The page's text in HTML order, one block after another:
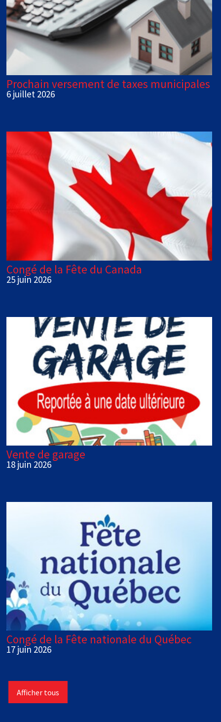
Prochain versement de taxes municipales
6 juillet 2026
Congé de la Fête du Canada
25 juin 2026
Vente de garage
18 juin 2026
Congé de la Fête nationale du Québec
17 juin 2026
Afficher tous